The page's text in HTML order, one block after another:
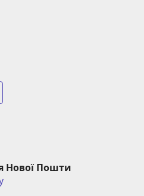
Нової Пошти